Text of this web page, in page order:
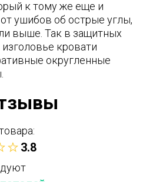
к тому же еще и
ушибов об острые углы,
выше. Так в защитных
кровати
округленные
3.8